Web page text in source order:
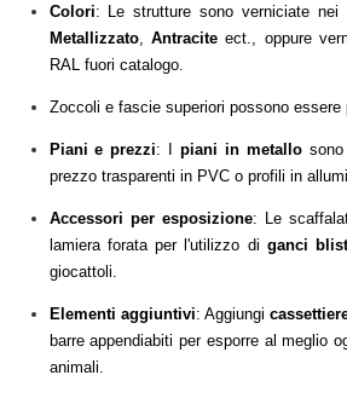
Colori: Le strutture sono verniciate nei
Metallizzato, Antraciteect., oppure
RAL fuori catalogo.
Zoccoli e fascie superiori possono
Piani e prezzi: Ipiani in metallo
prezzo trasparenti in PVC o profili in
Accessori per esposizione: Le
lamiera forata per l'utilizzo diganci
giocattoli.
Elementi aggiuntivi: Aggiungi
barre appendiabiti per esporre al meglio
animali.